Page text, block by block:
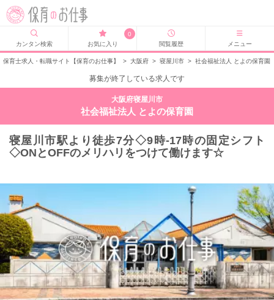
カンタン検索
0
お気に入り
閲覧履歴 メニュー
保育士求人・転職サイト【保育のお仕事】 > 大阪府 > 寝屋川市 > 社会福祉法人 とよの保育園
募集が終了している求人です
大阪府寝屋川市
社会福祉法人 とよの保育園
寝屋川市駅より徒歩7分◇9時‐17時の固定シフト
◇ONとOFFのメリハリをつけて働けます☆